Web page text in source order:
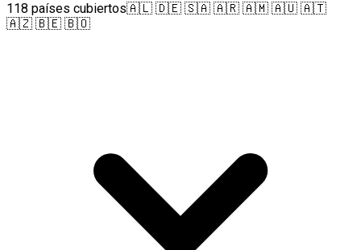
118 países cubiertos🇦🇱 🇩🇪 🇸🇦 🇦🇷 🇦🇲 🇦🇺 🇦🇹
🇦🇿 🇧🇪 🇧🇴